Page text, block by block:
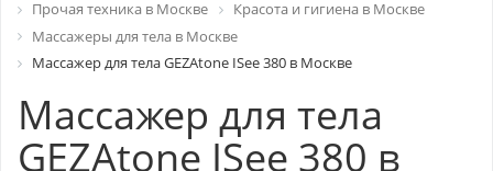
Прочая техника в Москве
Красота и гигиена в Москве
Массажеры для тела в Москве
Массажер для тела GEZAtone ISee 380 в Москве
Массажер для тела
GEZAtone ISee 380 в